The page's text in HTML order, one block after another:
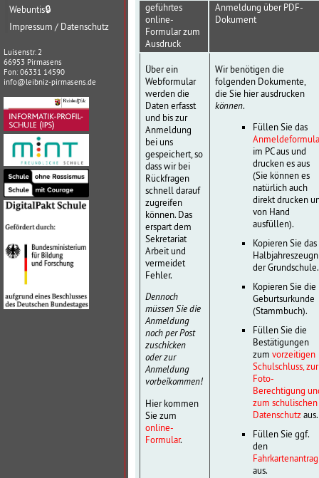
Webuntis🔒
Impressum / Datenschutz
Luisenstr. 2
66953 Pirmasens
Fon: 06331 14590
info@leibniz-pirmasens.de
geführtes
online-
Formular zum
Ausdruck
Anmeldung über PDF-
Dokument
Über ein
Webformular
werden die
Daten erfasst
und bis zur
Anmeldung
bei uns
gespeichert, so
dass wir bei
Rückfragen
schnell darauf
zugreifen
können. Das
erspart dem
Sekretariat
Arbeit und
vermeidet
Fehler.
Dennoch
müssen Sie die
Anmeldung
noch per Post
zuschicken
oder zur
Anmeldung
vorbeikommen!
Hier kommen
Sie zum
online-
Formular.
Wir benötigen die
folgenden Dokumente,
die Sie hier ausdrucken
können.
Füllen Sie das
im PC aus und
drucken es aus
(Sie können es
natürlich auch
direkt drucken
von Hand
ausfüllen).
Kopieren Sie das
der Grundschule.
Kopieren Sie die
Geburtsurkunde
(Stammbuch).
Füllen Sie die
Bestätigungen
zumvorzeitigen
Schulschluss, zur
Foto-
Berechtigung
zum schulischen
Datenschutzaus.
Füllen Sie ggf.
den
Fahrkartenantrag
aus.